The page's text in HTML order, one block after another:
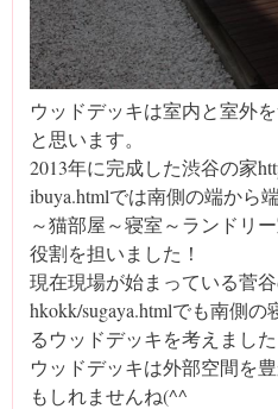
ウッドデッキは室内と室外
と思います。
2013年に完成した渋谷の家
ibuya.htmlでは南側の端か
～猫部屋～寝室～ランドリ
役割を担いました！
現在現場が始まっている菅谷
hkokk/sugaya.htmlでも南側
るウッドデッキを考えました
ウッドデッキは外部空間を
もしれませんね(^^ゞ